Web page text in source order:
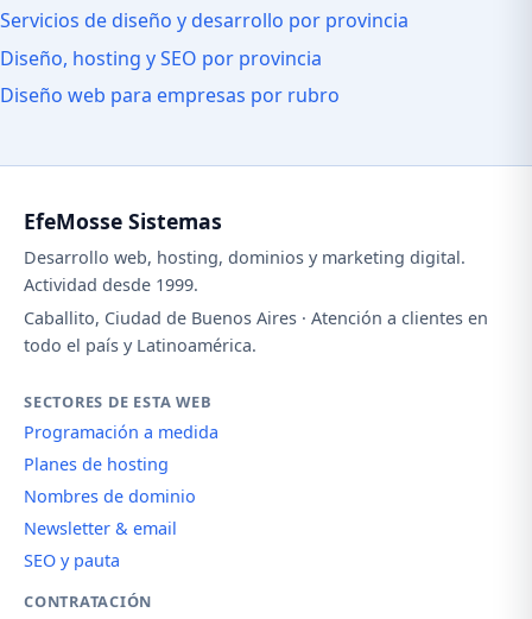
Servicios de diseño y desarrollo por provincia
Diseño, hosting y SEO por provincia
Diseño web para empresas por rubro
EfeMosse Sistemas
Desarrollo web, hosting, dominios y marketing digital.
Actividad desde 1999.
Caballito, Ciudad de Buenos Aires · Atención a clientes en
todo el país y Latinoamérica.
SECTORES DE ESTA WEB
Programación a medida
Planes de hosting
Nombres de dominio
Newsletter & email
SEO y pauta
CONTRATACIÓN